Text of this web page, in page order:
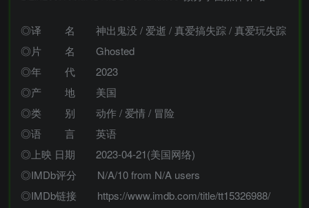
◎译 名 神出鬼没 / 爱逝 / 真爱搞失踪 / 真爱玩失踪
◎片 名 Ghosted
◎年 代 2023
◎产 地 美国
◎类 别 动作 / 爱情 / 冒险
◎语 言 英语
◎上映 日期 2023-04-21(美国网络)
◎IMDb评分 N/A/10 from N/A users
◎IMDb链接 https://www.imdb.com/title/tt15326988/